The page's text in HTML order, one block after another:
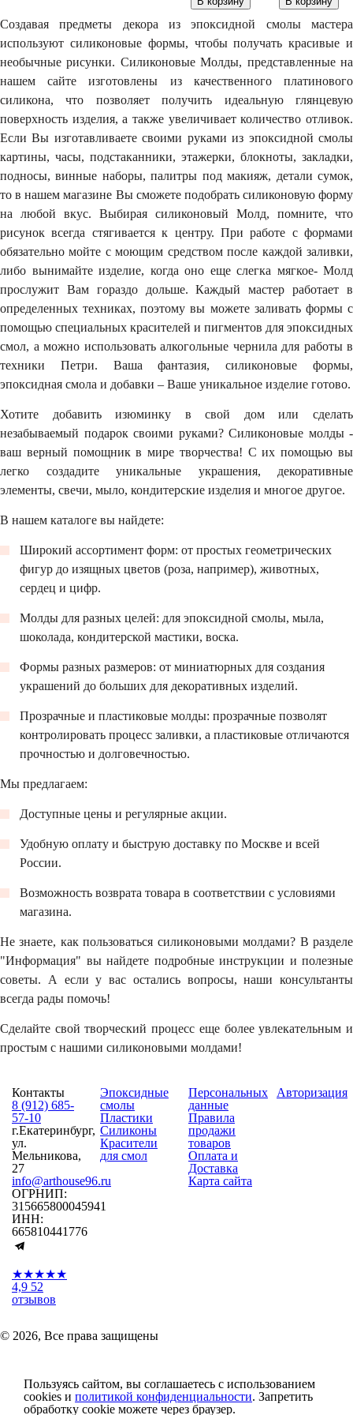
Создавая предметы декора из эпоксидной смолы мастера
используют силиконовые формы, чтобы получать красивые и
необычные рисунки. Силиконовые Молды, представленные на
нашем сайте изготовлены из качественного платинового
силикона, что позволяет получить идеальную глянцевую
поверхность изделия, а также увеличивает количество отливок.
Если Вы изготавливаете своими руками из эпоксидной смолы
картины, часы, подстаканники, этажерки, блокноты, закладки,
подносы, винные наборы, палитры под макияж, детали сумок,
то в нашем магазине Вы сможете подобрать силиконовую форму
на любой вкус. Выбирая силиконовый Молд, помните, что
рисунок всегда стягивается к центру. При работе с формами
обязательно мойте с моющим средством после каждой заливки,
либо вынимайте изделие, когда оно еще слегка мягкое- Молд
прослужит Вам гораздо дольше. Каждый мастер работает в
определенных техниках, поэтому вы можете заливать формы с
помощью специальных красителей и пигментов для эпоксидных
смол, а можно использовать алкогольные чернила для работы в
техники Петри. Ваша фантазия, силиконовые формы,
эпоксидная смола и добавки – Ваше уникальное изделие готово.
Хотите добавить изюминку в свой дом или сделать
незабываемый подарок своими руками? Силиконовые молды -
ваш верный помощник в мире творчества! С их помощью вы
легко создадите уникальные украшения, декоративные
элементы, свечи, мыло, кондитерские изделия и многое другое.
В нашем каталоге вы найдете:
Широкий ассортимент форм: от простых геометрических
фигур до изящных цветов (роза, например), животных,
сердец и цифр.
Молды для разных целей: для эпоксидной смолы, мыла,
шоколада, кондитерской мастики, воска.
Формы разных размеров: от миниатюрных для создания
украшений до больших для декоративных изделий.
Прозрачные и пластиковые молды: прозрачные позволят
контролировать процесс заливки, а пластиковые отличаются
прочностью и долговечностью.
Мы предлагаем:
Доступные цены и регулярные акции.
Удобную оплату и быструю доставку по Москве и всей
России.
Возможность возврата товара в соответствии с условиями
магазина.
Не знаете, как пользоваться силиконовыми молдами? В разделе
"Информация" вы найдете подробные инструкции и полезные
советы. А если у вас остались вопросы, наши консультанты
всегда рады помочь!
Сделайте свой творческий процесс еще более увлекательным и
простым с нашими силиконовыми молдами!
Контакты
8 (912) 685-
57-10
г.Екатеринбург,
ул.
Мельникова,
27
info@arthouse96.ru
ОГРНИП:
315665800045941
ИНН:
665810441776
★★★★★
4,9 52
отзывов
Эпоксидные
смолы
Пластики
Силиконы
Красители
для смол
Персональных
данные
Правила
продажи
товаров
Оплата и
Доставка
Карта сайта
Авторизация
© 2026, Все права защищены
Пользуясь сайтом, вы соглашаетесь с использованием
cookies и политикой конфиденциальности. Запретить
обработку cookie можете через браузер.